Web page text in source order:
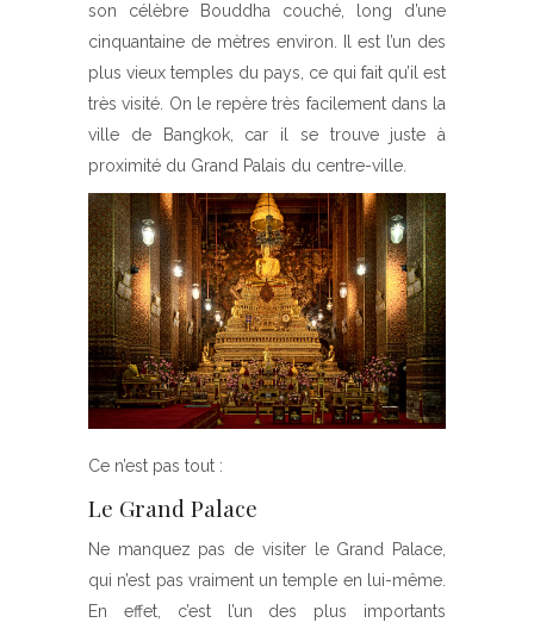
son célèbre Bouddha couché, long d’une
cinquantaine de mètres environ. Il est l’un des
plus vieux temples du pays, ce qui fait qu’il est
très visité. On le repère très facilement dans la
ville de Bangkok, car il se trouve juste à
proximité du Grand Palais du centre-ville.
Ce n’est pas tout :
Le Grand Palace
Ne manquez pas de visiter le Grand Palace,
qui n’est pas vraiment un temple en lui-même.
En effet, c’est l’un des plus importants